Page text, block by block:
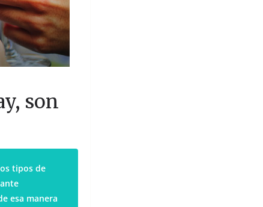
son
tipos de
esa manera